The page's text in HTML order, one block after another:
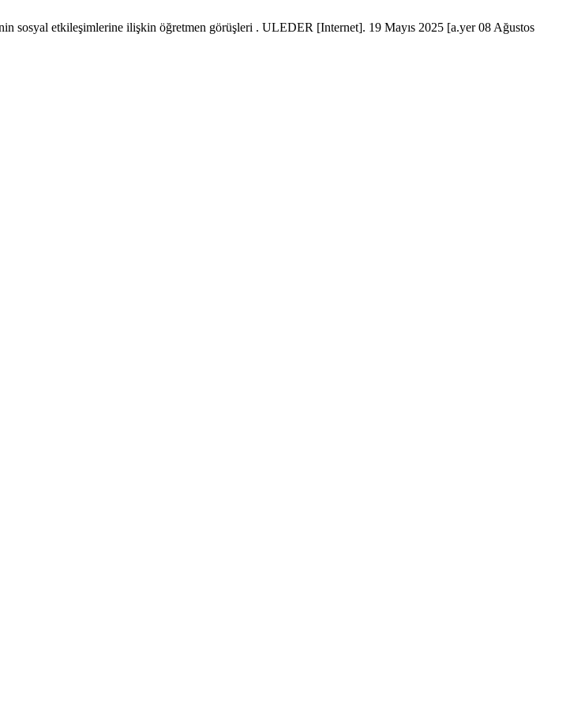
etkileşimlerine ilişkin öğretmen görüşleri . ULEDER [Internet]. 19 Mayıs 2025 [a.yer 08 Ağustos